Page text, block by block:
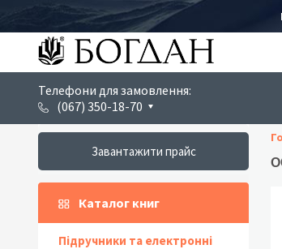
Телефони для замовлення:
(067) 350-18-70
Завантажити прайс
Каталог книг
Підручники та електронні